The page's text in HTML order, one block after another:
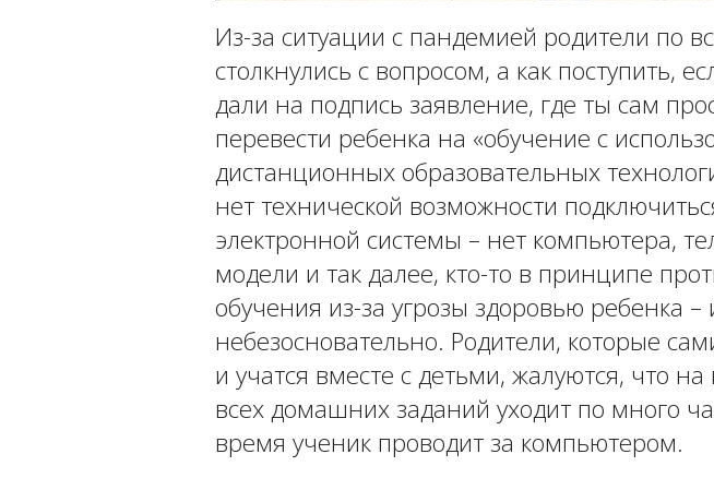
Из-за ситуации с пандемией родители по
столкнулись с вопросом, а как поступить,
дали на подпись заявление, где ты сам
перевести ребенка на «обучение с
дистанционных образовательных
нет технической возможности
электронной системы – нет компьютера,
модели и так далее, кто-то в принципе
обучения из-за угрозы здоровью ребенка –
небезосновательно. Родители, которые
и учатся вместе с детьми, жалуются, что
всех домашних заданий уходит по много
время ученик проводит за компьютером.